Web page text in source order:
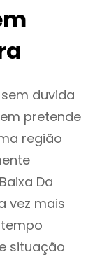
duvida
pretende
região
Da
vez mais
situação